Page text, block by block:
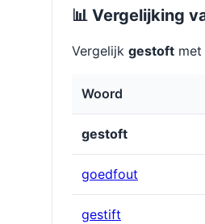
📊 Vergelijking
Vergelijk gestoft
Woord
gestoft
goedfout
gestift